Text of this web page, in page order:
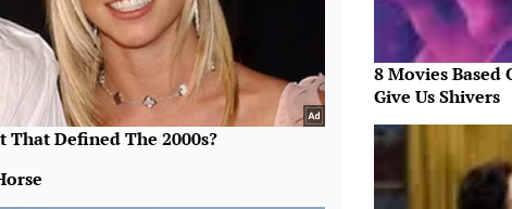
8 Movies Based
Give Us Shivers